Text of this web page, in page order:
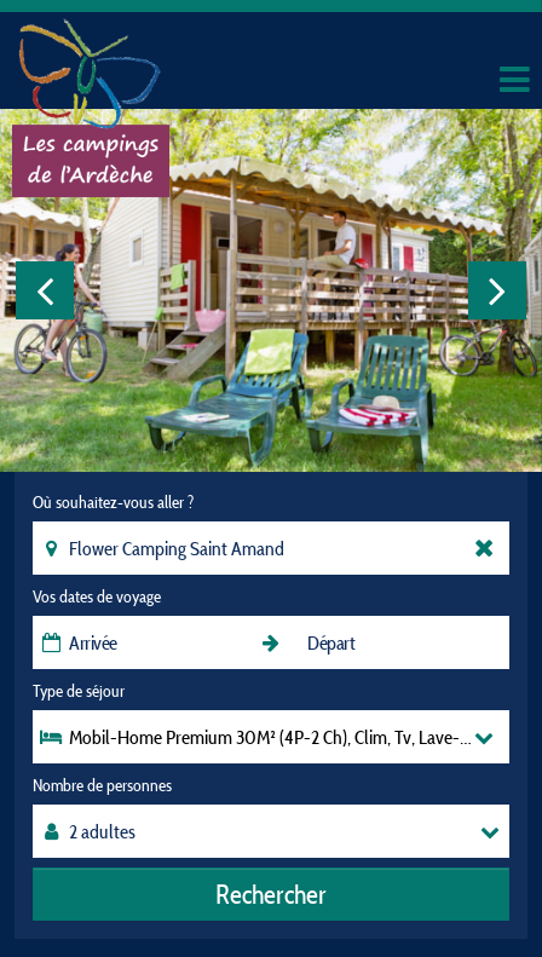
Où souhaitez-vous aller ?
Vos dates de voyage
Type de séjour
Mobil-Home Premium 30M² (4P-2 Ch), Clim, Tv, Lave-Vaisselle,
Nombre de personnes
Rechercher